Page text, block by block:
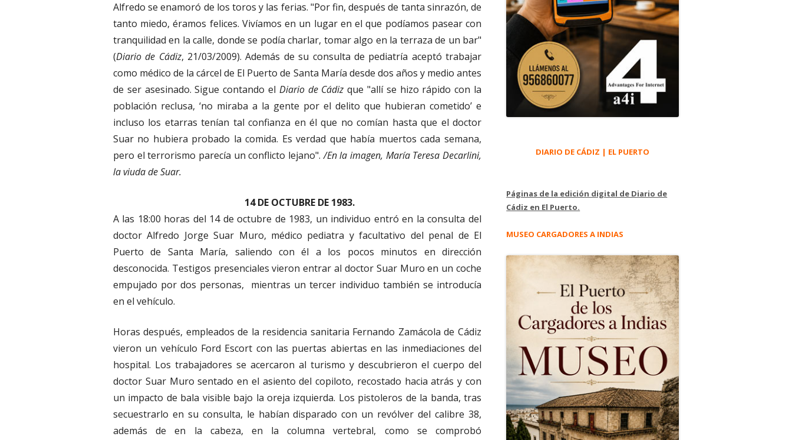
Alfredo se enamoró de los toros y las ferias. "Por fin, después de tanta sinrazón, de
tanto miedo, éramos felices. Vivíamos en un lugar en el que podíamos pasear con
tranquilidad en la calle, donde se podía charlar, tomar algo en la terraza de un bar"
(Diario de Cádiz, 21/03/2009). Además de su consulta de pediatría aceptó trabajar
como médico de la cárcel de El Puerto de Santa María desde dos años y medio antes
de ser asesinado. Sigue contando el Diario de Cádizque "allí se hizo rápido con la
población reclusa, ‘no miraba a la gente por el delito que hubieran cometido’ e
incluso los etarras tenían tal confianza en él que no comían hasta que el doctor
Suar no hubiera probado la comida. Es verdad que había muertos cada semana,
pero el terrorismo parecía un conflicto lejano". /En la imagen, María Teresa Decarlini,
la viuda de Suar.
14 DE OCTUBRE DE 1983.
A las 18:00 horas del 14 de octubre de 1983, un individuo entró en la consulta del
doctor Alfredo Jorge Suar Muro, médico pediatra y facultativo del penal de El
Puerto de Santa María, saliendo con él a los pocos minutos en dirección
desconocida. Testigos presenciales vieron entrar al doctor Suar Muro en un coche
empujado por dos personas, mientras un tercer individuo también se introducía
en el vehículo.
Horas después, empleados de la residencia sanitaria Fernando Zamácola de Cádiz
vieron un vehículo Ford Escort con las puertas abiertas en las inmediaciones del
hospital. Los trabajadores se acercaron al turismo y descubrieron el cuerpo del
doctor Suar Muro sentado en el asiento del copiloto, recostado hacia atrás y con
un impacto de bala visible bajo la oreja izquierda. Los pistoleros de la banda, tras
secuestrarlo en su consulta, le habían disparado con un revólver del calibre 38,
además de en la cabeza, en la columna vertebral, como se comprobó
DIARIO DE CÁDIZ | EL PUERTO
Páginas de la edición digital de Diario de
Cádiz en El Puerto.
MUSEO CARGADORES A INDIAS